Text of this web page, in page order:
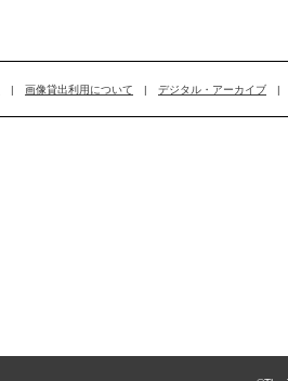
| 画像貸出利用について | デジタル・アーカイブ |